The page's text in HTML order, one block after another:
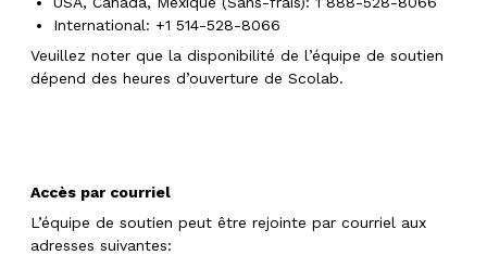
International: +1 514-528-8066
Veuillez noter que la disponibilité de l’équipe de soutien
dépend des heures d’ouverture de Scolab.
Accès par courriel
L’équipe de soutien peut être rejointe par courriel aux
adresses suivantes: